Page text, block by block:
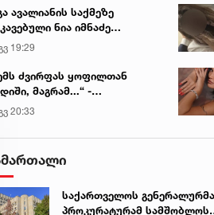
ავალიანის საქმეზე
ნია იმნაძე
გადაჰყავთ
19:29
ძვირფას ყოფილთან
მაგრამ...“ -
პაიჭაძის
აღიარება
20:33
საქართველოს გენერალურმა
პროკურატურამ სამშობლოს